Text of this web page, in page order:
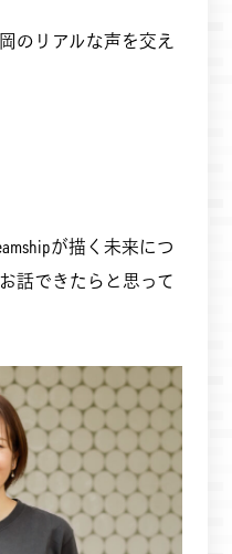
のリアルな声を交え
が描く未来につ
話できたらと思って